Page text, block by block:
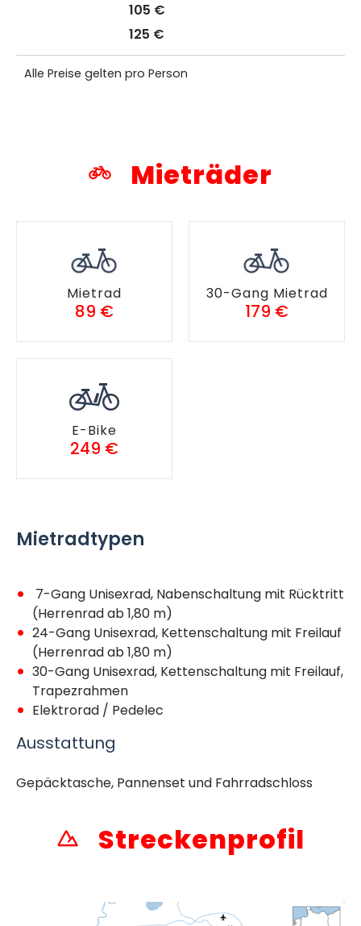
105 €
125 €
Alle Preise gelten pro Person
Mieträder
Mietrad
89 €
30-Gang Mietrad
179 €
E-Bike
249 €
Mietradtypen
7-Gang Unisexrad, Nabenschaltung mit Rücktritt
(Herrenrad ab 1,80 m)
24-Gang Unisexrad, Kettenschaltung mit Freilauf
(Herrenrad ab 1,80 m)
30-Gang Unisexrad, Kettenschaltung mit Freilauf,
Trapezrahmen
Elektrorad / Pedelec
Ausstattung
Gepäcktasche, Pannenset und Fahrradschloss
Streckenprofil